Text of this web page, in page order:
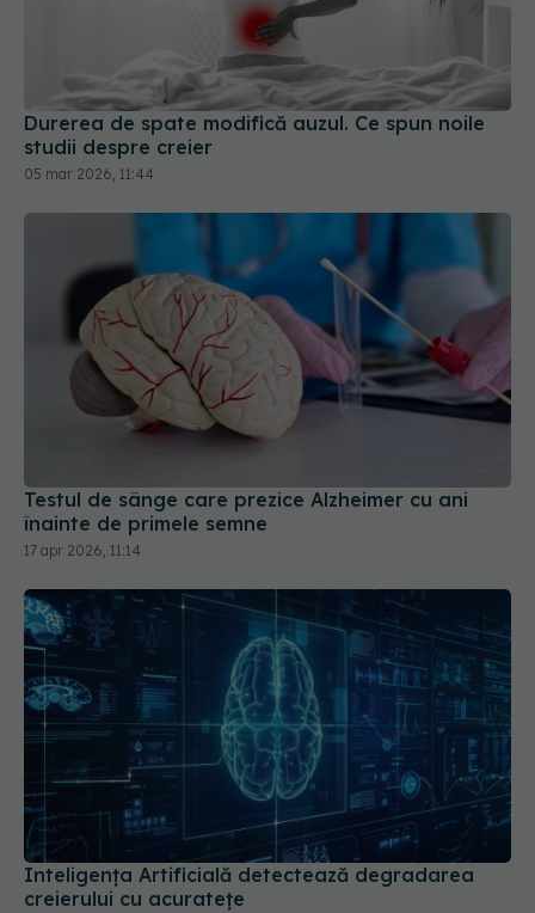
Durerea de spate modifică auzul. Ce spun noile
studii despre creier
05 mar 2026, 11:44
Testul de sânge care prezice Alzheimer cu ani
înainte de primele semne
17 apr 2026, 11:14
Inteligența Artificială detectează degradarea
creierului cu acuratețe